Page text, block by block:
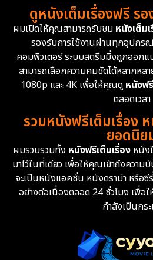
Dystopian
Emotional
Epic มหากาพย์
Family ครอบครัว
Fantasy จินตนาการ
Fiction
ดูหนังเต็มเรื่องฟรี ร
ผมเปิดให้คุณสามารถรับชม หนังเต็ม
รองรับการใช้งานผ่านทุกอุปกรณ์
คอมพิวเตอร์ ระบบสตรีมมิ่งถูกออกแ
สามารถเลือกความคมชัดได้หลากหล
1080p และ 4K เพื่อให้คุณดูหนังฟ
ตลอดเวลา
รวมหนังฟรีเต็มเรื่อง
ยอดนิย
ผมรวบรวมทั้ง หนังฟรีเต็มเรื่อง หนัง
มาไว้ในที่เดียว เพื่อให้คุณเข้าถึงความบั
จะเป็นหนังแอคชั่น หนังดราม่า หรือ
อย่างต่อเนื่องตลอด 24 ชั่วโมง เพื่
กำลังเป็นกร